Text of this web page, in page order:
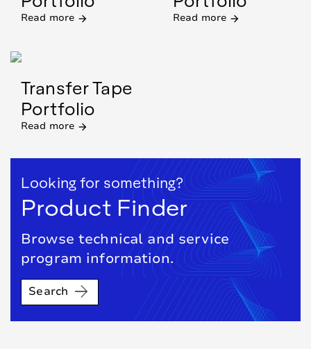
Read more arrow_forward Read more arrow_forward
Transfer Tape
Portfolio
Read more arrow_forward
Looking for something?
Product Finder
Browse technical and service
program information.
Search